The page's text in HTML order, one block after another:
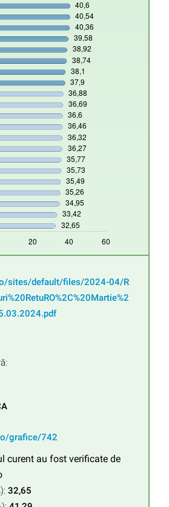
sites/default/files/2024-04/R
grafice/742
curent au fost verificate de
32,65